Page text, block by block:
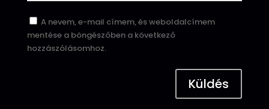
A nevem, e-mail címem, és weboldalcímem
mentése a böngészőben a következő
hozzászólásomhoz.
Küldés